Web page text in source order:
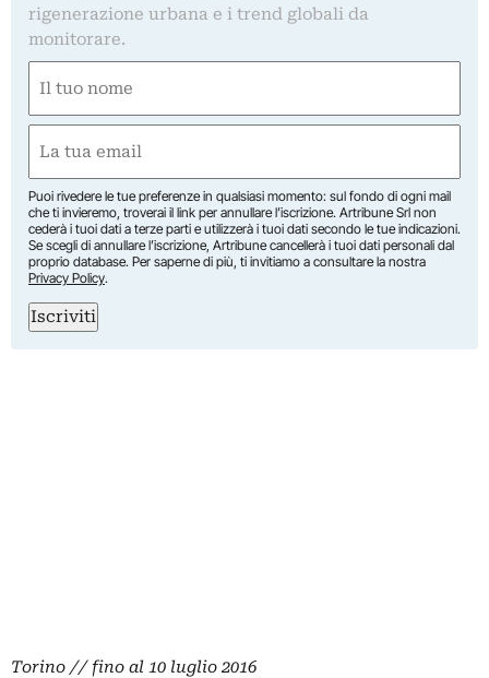
rigenerazione urbana e i trend globali da
monitorare.
(Required)
First
(Required)
Puoi rivedere le tue preferenze in qualsiasi momento: sul fondo di ogni mail
che ti invieremo, troverai il link per annullare l’iscrizione. Artribune Srl non
cederà i tuoi dati a terze parti e utilizzerà i tuoi dati secondo le tue indicazioni.
Se scegli di annullare l’iscrizione, Artribune cancellerà i tuoi dati personali dal
proprio database. Per saperne di più, ti invitiamo a consultare la nostra
Privacy Policy.
Iscriviti
Torino // fino al 10 luglio 2016